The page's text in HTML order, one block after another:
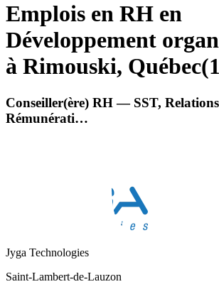
Emplois en RH en
Développement
à Rimouski, Québec(
Conseiller(ère) RH — SST,
Rémunérati…
Jyga Technologies
Saint-Lambert-de-Lauzon